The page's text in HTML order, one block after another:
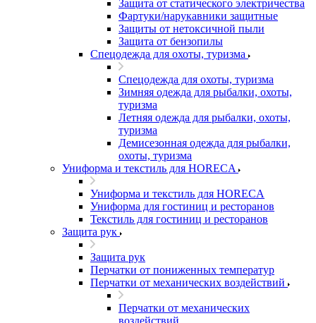
Защита от статического электричества
Фартуки/нарукавники защитные
Защиты от нетоксичной пыли
Защита от бензопилы
Спецодежда для охоты, туризма
Спецодежда для охоты, туризма
Зимняя одежда для рыбалки, охоты,
туризма
Летняя одежда для рыбалки, охоты,
туризма
Демисезонная одежда для рыбалки,
охоты, туризма
Униформа и текстиль для HORECA
Униформа и текстиль для HORECA
Униформа для гостиниц и ресторанов
Текстиль для гостиниц и ресторанов
Защита рук
Защита рук
Перчатки от пониженных температур
Перчатки от механических воздействий
Перчатки от механических
воздействий